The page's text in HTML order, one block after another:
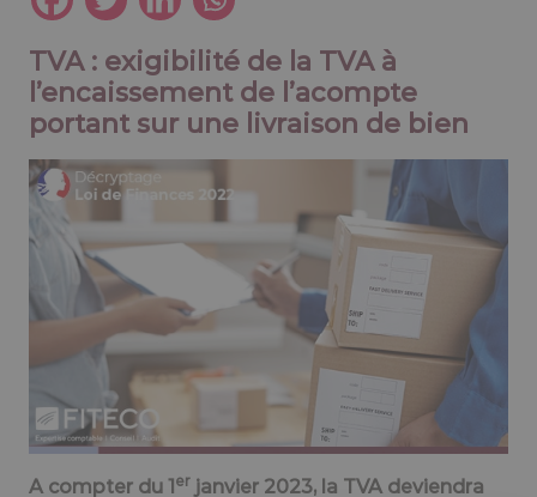
TVA : exigibilité de la TVA à
l’encaissement de l’acompte
portant sur une livraison de bien
A compter du 1 er janvier 2023, la TVA deviendra